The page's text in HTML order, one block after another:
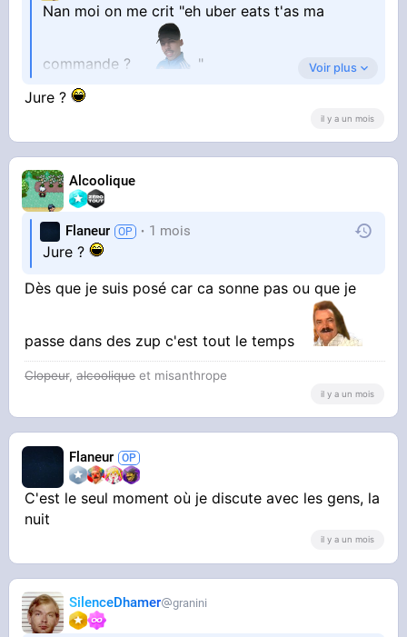
Nan moi on me crit "eh uber eats t'as ma
commande ? " Voir plus
Jure ?
il y a un mois
Alcoolique
Flaneur 1 mois
Jure ?
Dès que je suis posé car ca sonne pas ou que je
passe dans des zup c'est tout le temps
Clopeur,alcooliqueet misanthrope
il y a un mois
Flaneur
C'est le seul moment où je discute avec les gens, la
nuit
il y a un mois
SilenceDhamer granini